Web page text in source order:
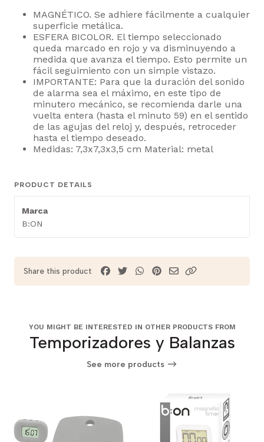
MAGNÉTICO. Se adhiere fácilmente a cualquier
superficie metálica.
ESFERA BICOLOR. El tiempo seleccionado
queda marcado en rojo y va disminuyendo a
medida que avanza el tiempo. Esto permite un
fácil seguimiento con un simple vistazo.
IMPORTANTE: Para que la duración del sonido
de alarma sea el máximo, en este tipo de
minutero mecánico, se recomienda darle una
vuelta entera (hasta el minuto 59) en el sentido
de las agujas del reloj y, después, retroceder
hasta el tiempo deseado.
Medidas: 7,3x7,3x3,5 cm Material: metal
PRODUCT DETAILS
Marca
B:ON
Share this product
YOU MIGHT BE INTERESTED IN OTHER PRODUCTS FROM
Temporizadores y Balanzas
See more products